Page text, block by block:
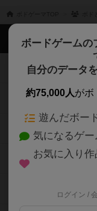
ボードゲームの
自分のデータ
約75,000人がボ
遊んだボー
気になるゲ
お気に入り
ログイン /
ボドゲーマ
ボードゲームを
ボードゲームの
ボードゲーム会情
メカニクス特集
掲示板・トピッ